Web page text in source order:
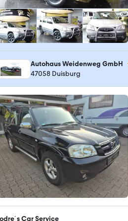
Autohaus Weidenweg GmbH
47058 Duisburg
Car Service